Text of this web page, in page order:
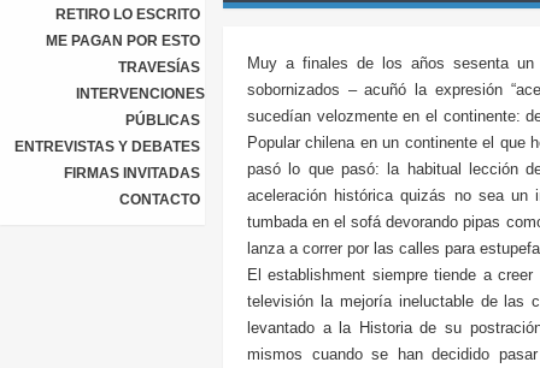
RETIRO LO ESCRITO
ME PAGAN POR ESTO
TRAVESÍAS
INTERVENCIONES
PÚBLICAS
ENTREVISTAS Y DEBATES
FIRMAS INVITADAS
CONTACTO
Muy a finales de los años sesenta un
sobornizados – acuñó la expresión
sucedían velozmente en el continente:
Popular chilena en un continente el que
pasó lo que pasó: la habitual lección
aceleración histórica quizás no sea un
tumbada en el sofá devorando pipas
lanza a correr por las calles para
El establishment siempre tiende a
televisión la mejoría ineluctable de las
levantado a la Historia de su
mismos cuando se han decidido